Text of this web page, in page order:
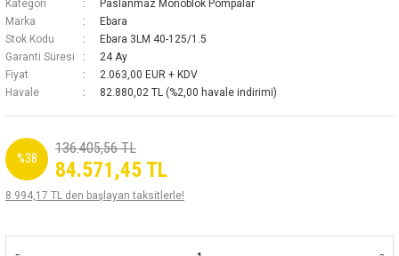
Kategori
Paslanmaz Monoblok Pompalar
Marka
Ebara
Stok Kodu
Ebara 3LM 40-125/1.5
Garanti Süresi
24 Ay
Fiyat
2.063,00 EUR + KDV
Havale
82.880,02 TL (%2,00 havale indirimi)
%38
136.405,56 TL
84.571,45 TL
8.994,17 TL den başlayan taksitlerle!